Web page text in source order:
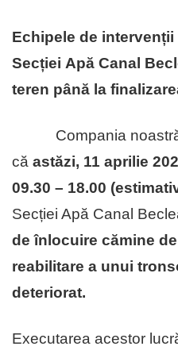
Echipele de intervenții
Secției Apă Canal
teren până la
Compania noastră
că astăzi, 11 aprilie
09.30 – 18.00
Secției Apă Canal
de înlocuire cămine
reabilitare a unui
deteriorat.
Executarea acestor